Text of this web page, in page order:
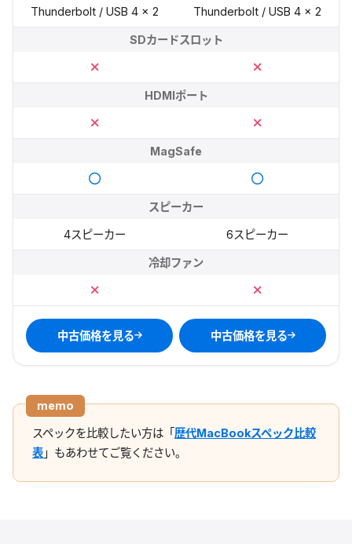
Thunderbolt / USB 4 × 2 Thunderbolt / USB 4 × 2
SDカードスロット
HDMIポート
MagSafe
スピーカー
4スピーカー 6スピーカー
冷却ファン
中古価格を見る 中古価格を見る
memo
スペックを比較したい方は「 歴代MacBookスペック比較
表 」もあわせてご覧ください。